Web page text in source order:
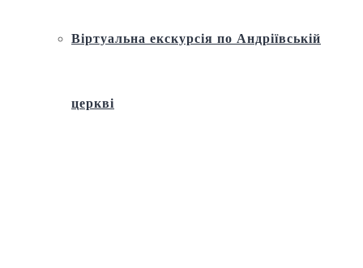
Віртуальна екскурсія по Андріївській
церкві